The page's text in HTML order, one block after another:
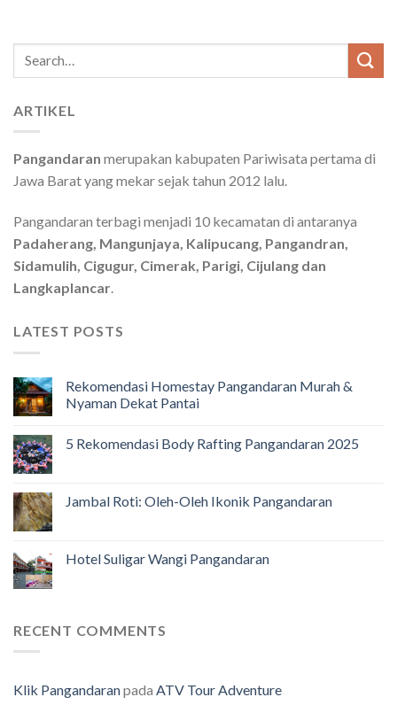
Search
ARTIKEL
Pangandaran merupakan kabupaten Pariwisata pertama di
Jawa Barat yang mekar sejak tahun 2012 lalu.
Pangandaran terbagi menjadi 10 kecamatan di antaranya
Padaherang, Mangunjaya, Kalipucang, Pangandran,
Sidamulih, Cigugur, Cimerak, Parigi, Cijulang dan
Langkaplancar.
LATEST POSTS
Rekomendasi Homestay Pangandaran Murah &
Nyaman Dekat Pantai
5 Rekomendasi Body Rafting Pangandaran 2025
Jambal Roti: Oleh-Oleh Ikonik Pangandaran
Hotel Suligar Wangi Pangandaran
RECENT COMMENTS
Klik Pangandaranpada ATV Tour Adventure